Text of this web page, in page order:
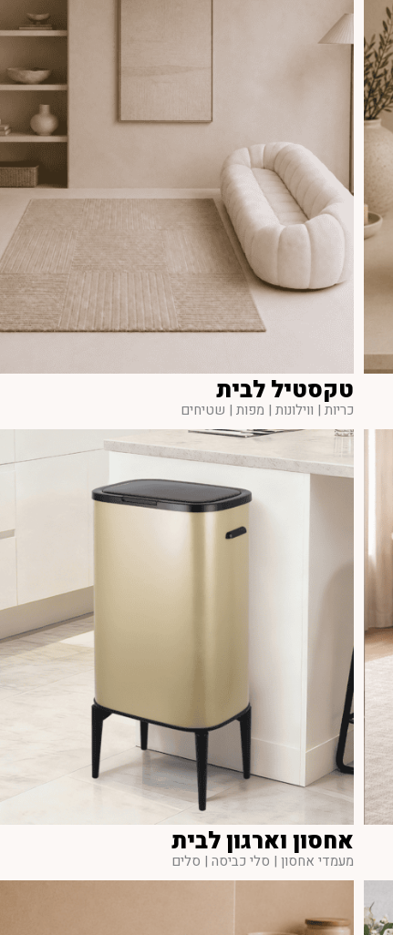
טקסטיל לבית
כריות | ווילונות | מפות | שטיחים
אחסון וארגון לבית
מעמדי אחסון | סלי כביסה | סלים